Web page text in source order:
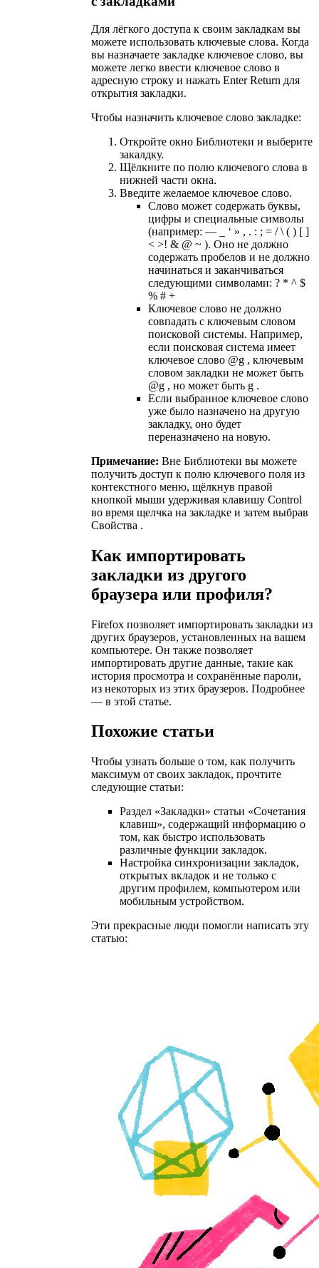
Для лёгкого доступа к своим закладкам вы
можете использовать ключевые слова. Когда
вы назначаете закладке ключевое слово, вы
можете легко ввести ключевое слово в
адресную строку и нажать Enter Return для
открытия закладки.
Чтобы назначить ключевое слово закладке:
Откройте окно Библиотеки и выберите
закалдку.
Щёлкните по полю ключевого слова в
нижней части окна.
Введите желаемое ключевое слово.
Слово может содержать буквы,
цифры и специальные символы
(например: — _ ‘ » , . : ; = / \ ( ) [ ]
< >! & @ ~ ). Оно не должно
содержать пробелов и не должно
начинаться и заканчиваться
следующими символами: ? * ^ $
% # +
Ключевое слово не должно
совпадать с ключевым словом
поисковой системы. Например,
если поисковая система имеет
ключевое слово @g , ключевым
словом закладки не может быть
@g , но может быть g .
Если выбранное ключевое слово
уже было назначено на другую
закладку, оно будет
переназначено на новую.
Примечание: Вне Библиотеки вы можете
получить доступ к полю ключевого поля из
контекстного меню, щёлкнув правой
кнопкой мыши удерживая клавишу Control
во время щелчка на закладке и затем выбрав
Свойства .
Как импортировать
закладки из другого
браузера или профиля?
Firefox позволяет импортировать закладки из
других браузеров, установленных на вашем
компьютере. Он также позволяет
импортировать другие данные, такие как
история просмотра и сохранённые пароли,
из некоторых из этих браузеров. Подробнее
— в этой статье.
Похожие статьи
Чтобы узнать больше о том, как получить
максимум от своих закладок, прочтите
следующие статьи:
Раздел «Закладки» статьи «Сочетания
клавиш», содержащий информацию о
том, как быстро использовать
различные функции закладок.
Настройка синхронизации закладок,
открытых вкладок и не только с
другим профилем, компьютером или
мобильным устройством.
Эти прекрасные люди помогли написать эту
статью: